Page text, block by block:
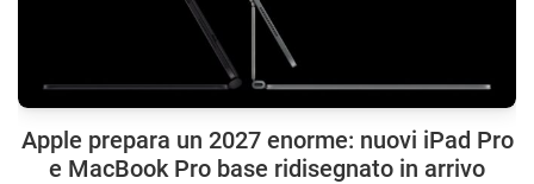
Apple prepara un 2027 enorme: nuovi iPad Pro
e MacBook Pro base ridisegnato in arrivo